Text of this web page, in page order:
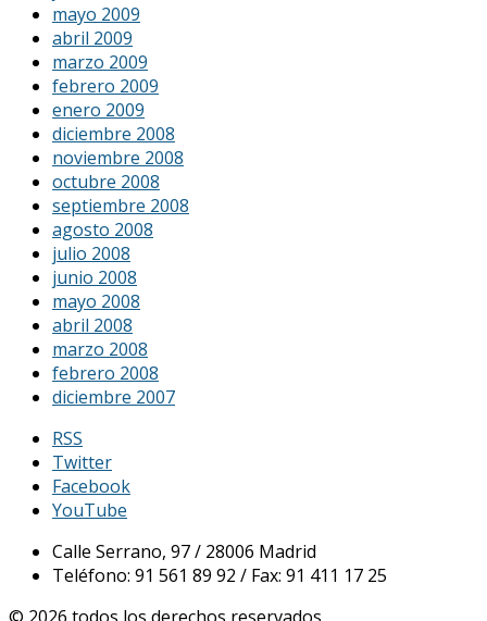
mayo 2009
abril 2009
marzo 2009
febrero 2009
enero 2009
diciembre 2008
noviembre 2008
octubre 2008
septiembre 2008
agosto 2008
julio 2008
junio 2008
mayo 2008
abril 2008
marzo 2008
febrero 2008
diciembre 2007
RSS
Twitter
Facebook
YouTube
Calle Serrano, 97 / 28006 Madrid
Teléfono: 91 561 89 92 / Fax: 91 411 17 25